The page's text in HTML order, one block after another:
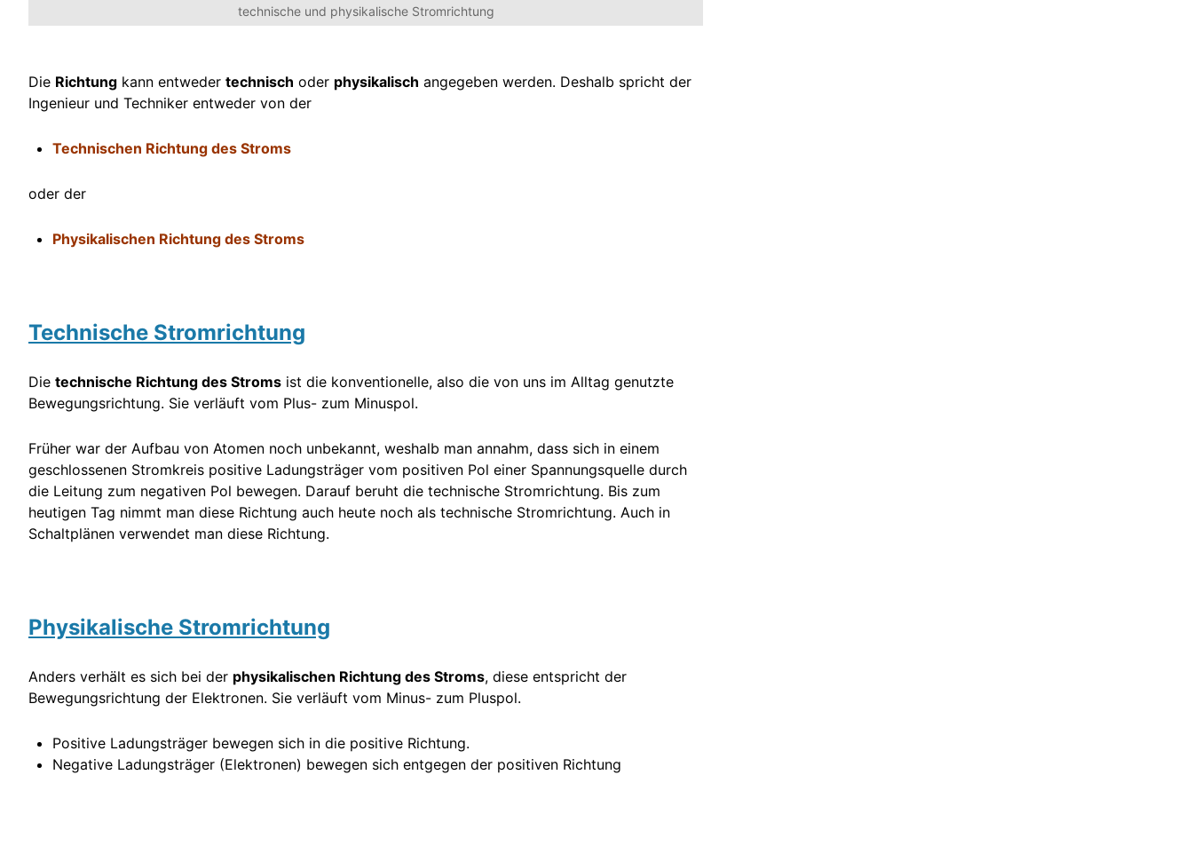
technische und physikalische Stromrichtung
Die Richtung kann entweder technisch oder physikalisch angegeben werden. Deshalb spricht der
Ingenieur und Techniker entweder von der
Technischen Richtung des Stroms
oder der
Physikalischen Richtung des Stroms
Technische Stromrichtung
Die technische Richtung des Stroms ist die konventionelle, also die von uns im Alltag genutzte
Bewegungsrichtung. Sie verläuft vom Plus- zum Minuspol.
Früher war der Aufbau von Atomen noch unbekannt, weshalb man annahm, dass sich in einem
geschlossenen Stromkreis positive Ladungsträger vom positiven Pol einer Spannungsquelle durch
die Leitung zum negativen Pol bewegen. Darauf beruht die technische Stromrichtung. Bis zum
heutigen Tag nimmt man diese Richtung auch heute noch als technische Stromrichtung. Auch in
Schaltplänen verwendet man diese Richtung.
Physikalische Stromrichtung
Anders verhält es sich bei der physikalischen Richtung des Stroms, diese entspricht der
Bewegungsrichtung der Elektronen. Sie verläuft vom Minus- zum Pluspol.
Positive Ladungsträger bewegen sich in die positive Richtung.
Negative Ladungsträger (Elektronen) bewegen sich entgegen der positiven Richtung